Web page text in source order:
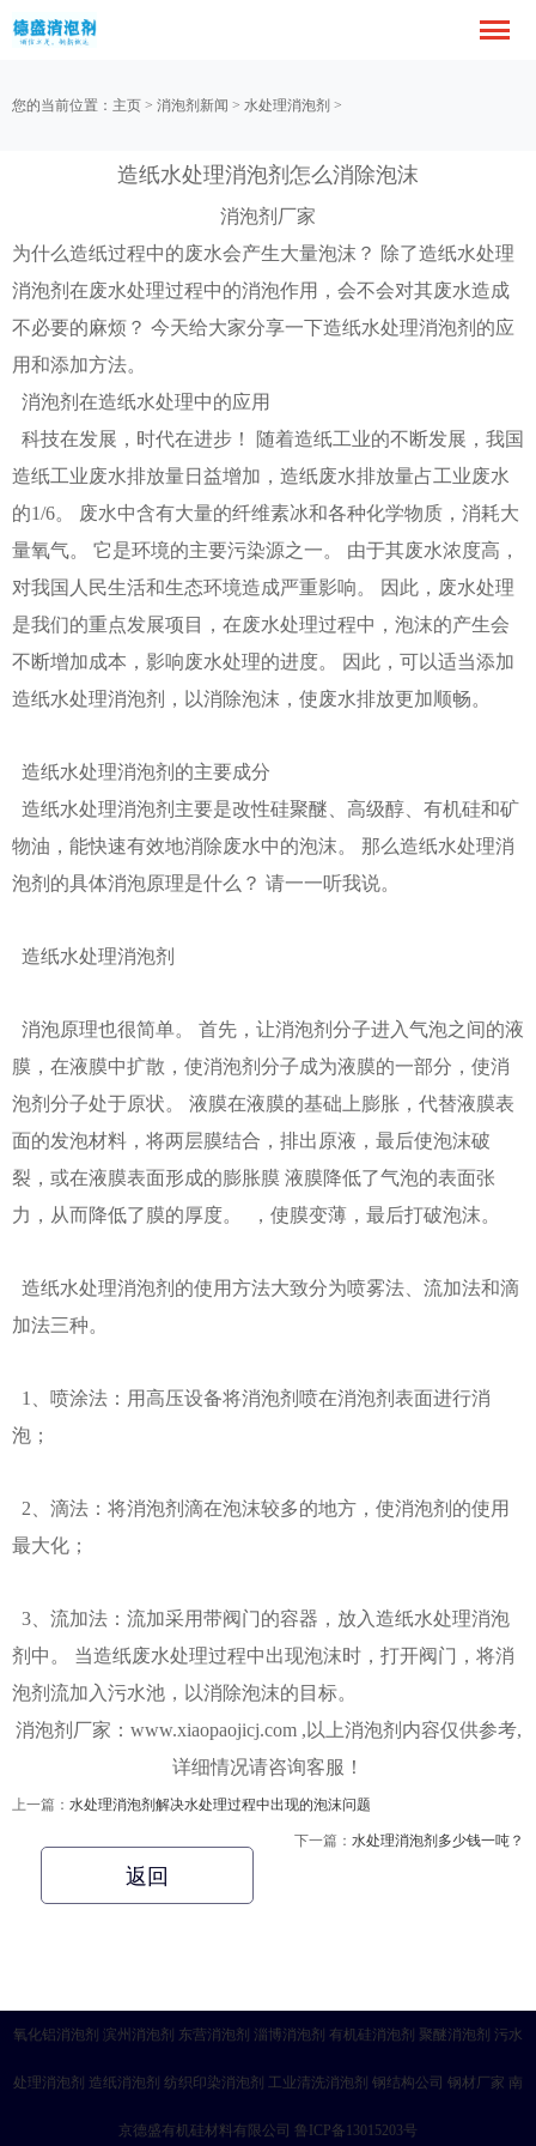
您的当前位置： 主页 > 消泡剂新闻 > 水处理消泡剂 >
造纸水处理消泡剂怎么消除泡沫
消泡剂厂家
为什么造纸过程中的废水会产生大量泡沫？ 除了造纸水处理
消泡剂在废水处理过程中的消泡作用，会不会对其废水造成
不必要的麻烦？ 今天给大家分享一下造纸水处理消泡剂的应
用和添加方法。
消泡剂在造纸水处理中的应用
科技在发展，时代在进步！ 随着造纸工业的不断发展，我国
造纸工业废水排放量日益增加，造纸废水排放量占工业废水
的1/6。 废水中含有大量的纤维素冰和各种化学物质，消耗大
量氧气。 它是环境的主要污染源之一。 由于其废水浓度高，
对我国人民生活和生态环境造成严重影响。 因此，废水处理
是我们的重点发展项目，在废水处理过程中，泡沫的产生会
不断增加成本，影响废水处理的进度。 因此，可以适当添加
造纸水处理消泡剂，以消除泡沫，使废水排放更加顺畅。
造纸水处理消泡剂的主要成分
造纸水处理消泡剂主要是改性硅聚醚、高级醇、有机硅和矿
物油，能快速有效地消除废水中的泡沫。 那么造纸水处理消
泡剂的具体消泡原理是什么？ 请一一听我说。
造纸水处理消泡剂
消泡原理也很简单。 首先，让消泡剂分子进入气泡之间的液
膜，在液膜中扩散，使消泡剂分子成为液膜的一部分，使消
泡剂分子处于原状。 液膜在液膜的基础上膨胀，代替液膜表
面的发泡材料，将两层膜结合，排出原液，最后使泡沫破
裂，或在液膜表面形成的膨胀膜 液膜降低了气泡的表面张
力，从而降低了膜的厚度。 ，使膜变薄，最后打破泡沫。
造纸水处理消泡剂的使用方法大致分为喷雾法、流加法和滴
加法三种。
1、喷涂法：用高压设备将消泡剂喷在消泡剂表面进行消
泡；
2、滴法：将消泡剂滴在泡沫较多的地方，使消泡剂的使用
最大化；
3、流加法：流加采用带阀门的容器，放入造纸水处理消泡
剂中。 当造纸废水处理过程中出现泡沫时，打开阀门，将消
泡剂流加入污水池，以消除泡沫的目标。
消泡剂厂家：www.xiaopaojicj.com ,以上消泡剂内容仅供参考,
详细情况请咨询客服！
上一篇： 水处理消泡剂解决水处理过程中出现的泡沫问题
下一篇： 水处理消泡剂多少钱一吨？
返回
氧化铝消泡剂 滨州消泡剂 东营消泡剂 淄博消泡剂 有机硅消泡剂 聚醚消泡剂 污水
处理消泡剂 造纸消泡剂 纺织印染消泡剂 工业清洗消泡剂 钢结构公司 钢材厂家 南
京德盛有机硅材料有限公司 鲁ICP备13015203号